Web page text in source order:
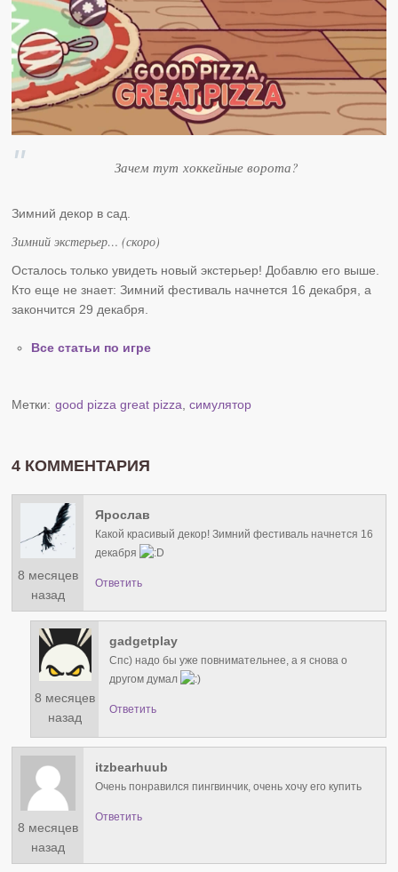
Зачем тут хоккейные ворота?
Зимний декор в сад.
Зимний экстерьер… (скоро)
Осталось только увидеть новый экстерьер! Добавлю его выше.
Кто еще не знает: Зимний фестиваль начнется 16 декабря, а
закончится 29 декабря.
Все статьи по игре
Метки: good pizza great pizza ,симулятор
4 КОММЕНТАРИЯ
8 месяцев
назад
Ярослав
Какой красивый декор! Зимний фестиваль начнется 16
декабря
Ответить
8 месяцев
назад
gadgetplay
Спс) надо бы уже повнимательнее, а я снова о
другом думал
Ответить
8 месяцев
назад
itzbearhuub
Очень понравился пингвинчик, очень хочу его купить
Ответить